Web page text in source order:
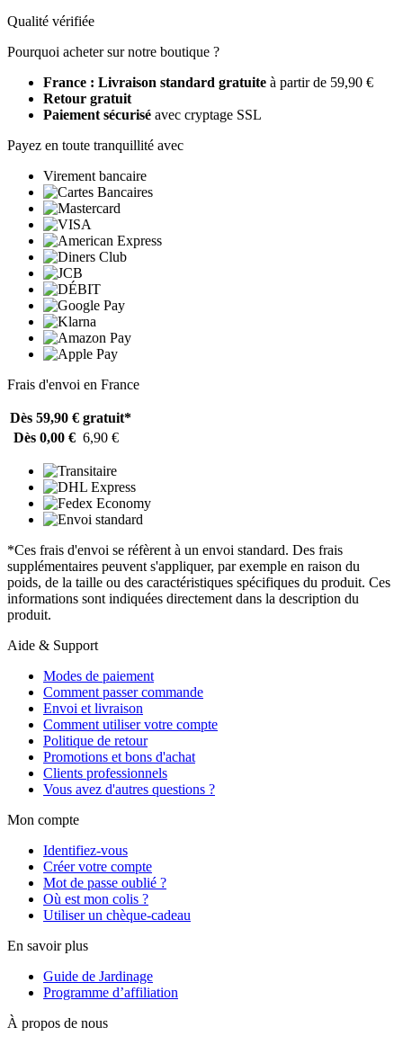
Qualité vérifiée
Pourquoi acheter sur notre boutique ?
France : Livraison standard gratuite à partir de 59,90 €
Retour gratuit
Paiement sécurisé avec cryptage SSL
Payez en toute tranquillité avec
Virement bancaire
Frais d'envoi en France
Dès 59,90 € gratuit*
Dès 0,00 € 6,90 €
*Ces frais d'envoi se réfèrent à un envoi standard. Des frais
supplémentaires peuvent s'appliquer, par exemple en raison du
poids, de la taille ou des caractéristiques spécifiques du produit. Ces
informations sont indiquées directement dans la description du
produit.
Aide & Support
Modes de paiement
Comment passer commande
Envoi et livraison
Comment utiliser votre compte
Politique de retour
Promotions et bons d'achat
Clients professionnels
Vous avez d'autres questions ?
Mon compte
Identifiez-vous
Créer votre compte
Mot de passe oublié ?
Où est mon colis ?
Utiliser un chèque-cadeau
En savoir plus
Guide de Jardinage
Programme d’affiliation
À propos de nous